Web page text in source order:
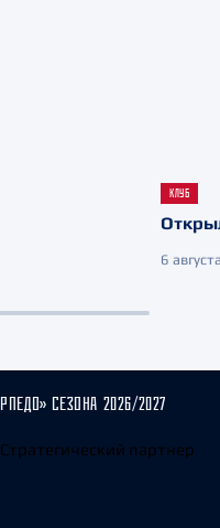
КЛУБ
6
СЕЗОНА 2026/2027